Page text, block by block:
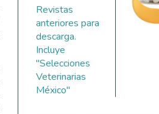
Revistas
anteriores para
descarga.
Incluye
"Selecciones
Veterinarias
México"